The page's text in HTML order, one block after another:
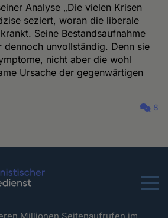
Analyse „Die vielen Krisen
seziert, woran die liberale
Seine Bestandsaufnahme
dennoch unvollständig. Denn sie
nicht aber die wohl
Ursache der gegenwärtigen
8
Menu